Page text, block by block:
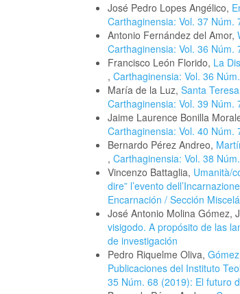
José Pedro Lopes Angélico,
Carthaginensia: Vol. 37
Antonio Fernández del Amor,
Carthaginensia: Vol. 36
Francisco León Florido, La
, Carthaginensia: Vol. 36
María de la Luz, Santa
Carthaginensia: Vol. 39
Jaime Laurence Bonilla
Carthaginensia: Vol. 40
Bernardo Pérez Andreo,
, Carthaginensia: Vol. 38
Vincenzo Battaglia, Umanità/
dire” l’evento dell’Incarnazione
Encarnación / Sección
José Antonio Molina Gómez,
visigodo. A propósito de las
de investigación
Pedro Riquelme Oliva,
Publicaciones del Instituto
35 Núm. 68 (2019): El futuro